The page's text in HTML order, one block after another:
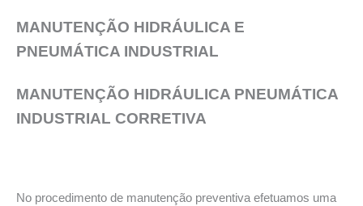
MANUTENÇÃO HIDRÁULICA E
PNEUMÁTICA INDUSTRIAL
MANUTENÇÃO HIDRÁULICA PNEUMÁTICA
INDUSTRIAL CORRETIVA
No procedimento de manutenção preventiva efetuamos uma